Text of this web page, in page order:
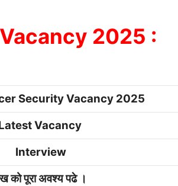
2025 :
Security Vacancy 2025
Vacancy
Interview
को पूरा अवश्य पढे ।